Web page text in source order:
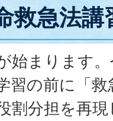
救急法講
始まります
習の前に「
割分担を再